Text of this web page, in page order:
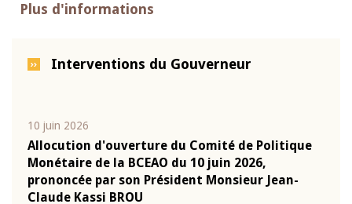
Plus d'informations
Interventions du Gouverneur
10 juin 2026
Allocution d'ouverture du Comité de Politique
Monétaire de la BCEAO du 10 juin 2026,
prononcée par son Président Monsieur Jean-
Claude Kassi BROU